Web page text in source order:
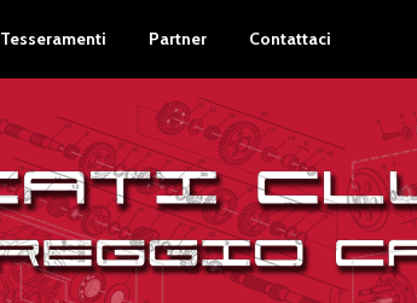
Tesseramenti Partner Contattaci